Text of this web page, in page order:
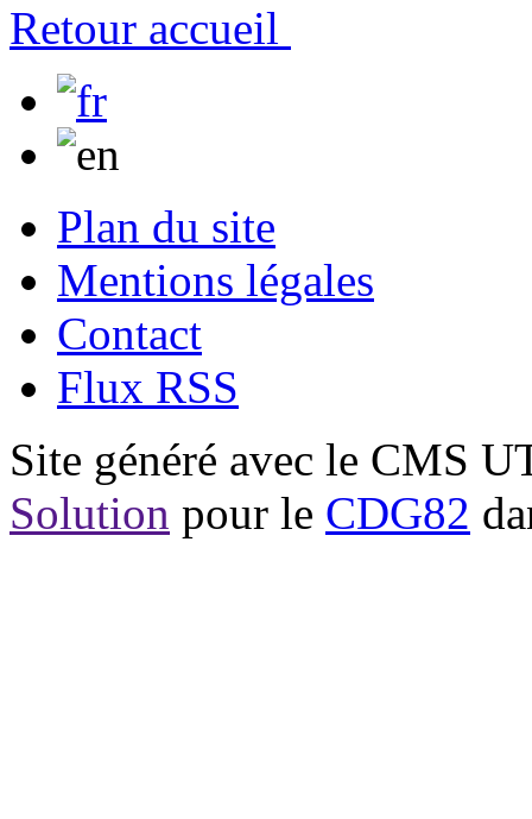
Retour accueil
Plan du site
Mentions légales
Contact
Flux RSS
Site généré avec le CMS
Solution pour le CDG82